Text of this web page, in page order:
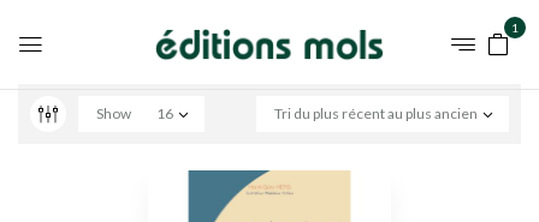
1
Tri du plus récent au plus ancien
Show 16